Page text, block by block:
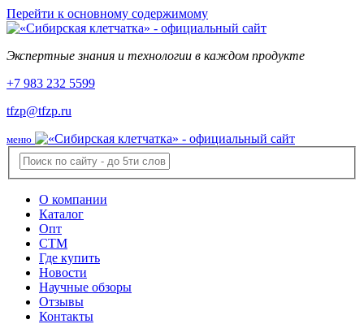
Перейти к основному содержимому
Экспертные знания и технологии в каждом продукте
+7 983 232 5599
tfzp@tfzp.ru
меню
О компании
Каталог
Опт
СТМ
Где купить
Новости
Научные обзоры
Отзывы
Контакты